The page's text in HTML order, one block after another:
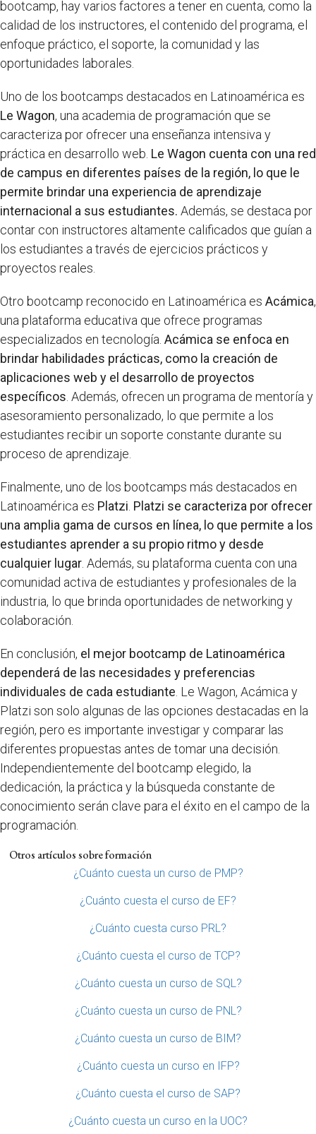
bootcamp, hay varios factores a tener en cuenta, como la
calidad de los instructores, el contenido del programa, el
enfoque práctico, el soporte, la comunidad y las
oportunidades laborales.
Uno de los bootcamps destacados en Latinoamérica es
Le Wagon, una academia de programación que se
caracteriza por ofrecer una enseñanza intensiva y
práctica en desarrollo web. Le Wagon cuenta con una red
de campus en diferentes países de la región, lo que le
permite brindar una experiencia de aprendizaje
internacional a sus estudiantes. Además, se destaca por
contar con instructores altamente calificados que guían a
los estudiantes a través de ejercicios prácticos y
proyectos reales.
Otro bootcamp reconocido en Latinoamérica es Acámica,
una plataforma educativa que ofrece programas
especializados en tecnología. Acámica se enfoca en
brindar habilidades prácticas, como la creación de
aplicaciones web y el desarrollo de proyectos
específicos . Además, ofrecen un programa de mentoría y
asesoramiento personalizado, lo que permite a los
estudiantes recibir un soporte constante durante su
proceso de aprendizaje.
Finalmente, uno de los bootcamps más destacados en
Latinoamérica es Platzi Platzi se caracteriza por ofrecer
una amplia gama de cursos en línea, lo que permite a los
estudiantes aprender a su propio ritmo y desde
cualquier lugar . Además, su plataforma cuenta con una
comunidad activa de estudiantes y profesionales de la
industria, lo que brinda oportunidades de networking y
colaboración.
En conclusión, el mejor bootcamp de Latinoamérica
dependerá de las necesidades y preferencias
individuales de cada estudiante . Le Wagon, Acámica y
Platzi son solo algunas de las opciones destacadas en la
región, pero es importante investigar y comparar las
diferentes propuestas antes de tomar una decisión.
Independientemente del bootcamp elegido, la
dedicación, la práctica y la búsqueda constante de
conocimiento serán clave para el éxito en el campo de la
programación.
Otros artículos sobre formación
¿Cuánto cuesta un curso de PMP?
¿Cuánto cuesta el curso de EF?
¿Cuánto cuesta curso PRL?
¿Cuánto cuesta el curso de TCP?
¿Cuánto cuesta un curso de SQL?
¿Cuánto cuesta un curso de PNL?
¿Cuánto cuesta un curso de BIM?
¿Cuánto cuesta un curso en IFP?
¿Cuánto cuesta el curso de SAP?
¿Cuánto cuesta un curso en la UOC?